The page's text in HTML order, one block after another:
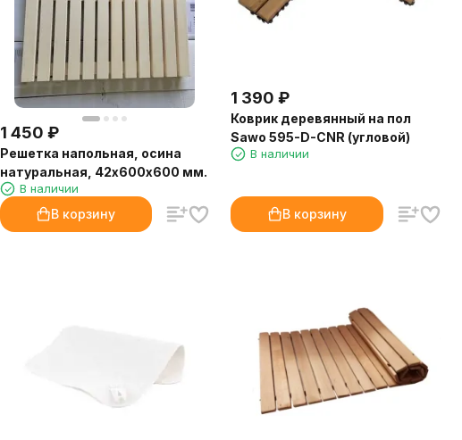
1 450 ₽
Решетка напольная, осина
натуральная, 42х600х600 мм.
В наличии
В корзину
1 390 ₽
Коврик деревянный на пол
Sawo 595-D-CNR (угловой)
В наличии
В корзину